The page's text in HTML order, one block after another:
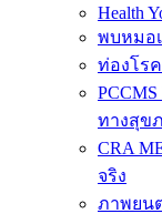
Health
พบหมอ
ท่องโร
ทางสุข
CRA
จริง
ภาพยน